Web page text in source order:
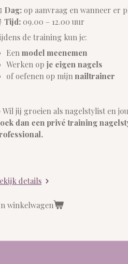
Dag: op aanvraag en wanneer er
Tijd: 09.00 – 12.00 uur
de training kun je:
Een model meenemen
Werken op je eigen nagels
of oefenen op mijn nailtrainer
Wil jij groeien als nagelstylist en
dan een privé training
details
winkelwagen